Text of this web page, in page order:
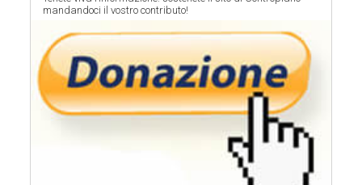
mandandoci il vostro contributo!